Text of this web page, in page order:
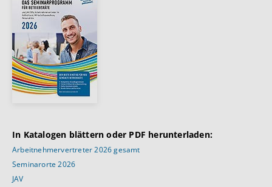
In Katalogen blättern oder PDF herunterladen:
Arbeitnehmervertreter 2026 gesamt
Seminarorte 2026
JAV